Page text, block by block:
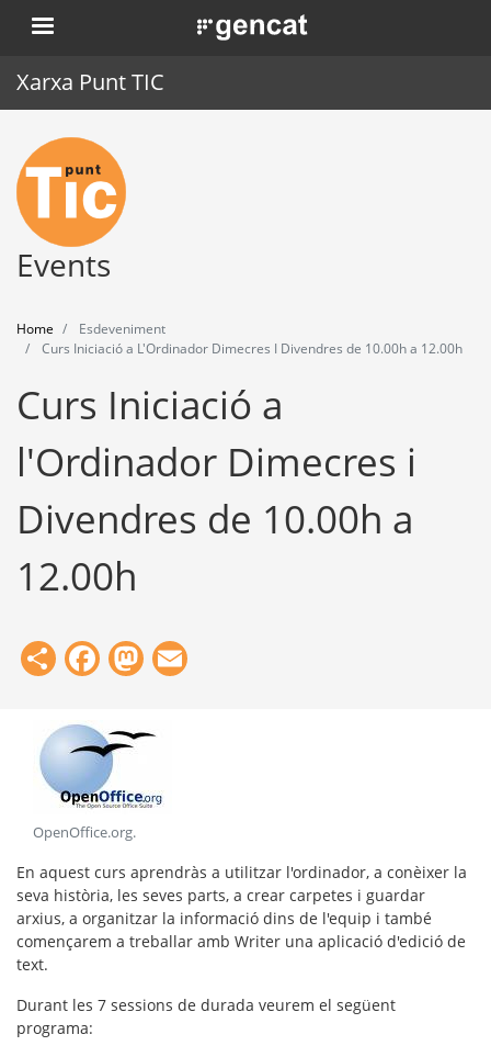
Skip
to
. Obre en una nova finestra.
Xarxa Punt TIC
Home
Punt TIC
News
Training
Tools
Events
Home
Esdeveniment
Curs Iniciació a L'Ordinador Dimecres I Divendres de 10.00h a 12.00h
Curs Iniciació a
l'Ordinador Dimecres i
Divendres de 10.00h a
12.00h
ShareFacebook
Mastodon
OpenOffice.org.
En aquest curs aprendràs a utilitzar l'ordinador, a conèixer la
seva història, les seves parts, a crear carpetes i guardar
arxius, a organitzar la informació dins de l'equip i també
començarem a treballar amb Writer una aplicació d'edició de
text.
Durant les 7 sessions de durada veurem el següent
programa: